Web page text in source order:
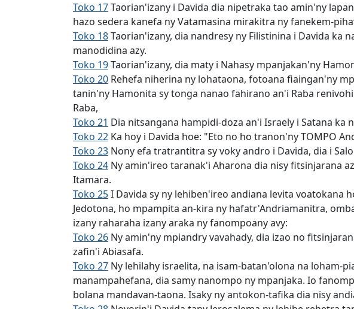
Toko 17Taorian'izany i Davida dia nipetraka tao amin'ny
hazo sedera kanefa ny Vatamasina mirakitra ny fanekem-
Toko 18Taorian'izany, dia nandresy ny Filistinina i Davida ka
manodidina azy.
Toko 19Taorian'izany, dia maty i Nahasy mpanjakan'ny
Toko 20 Rehefa niherina ny lohataona, fotoana fiaingan'ny
tanin'ny Hamonita sy tonga nanao fahirano an'i Raba
Raba,
Toko 21 Dia nitsangana hampidi-doza an'i Israely i Satana ka
Toko 22 Ka hoy i Davida hoe: "Eto no ho tranon'ny TOMPO
Toko 23 Nony efa tratrantitra sy voky andro i Davida, dia i
Toko 24 Ny amin'ireo taranak'i Aharona dia nisy fitsinjarana
Itamara.
Toko 25I Davida sy ny lehiben'ireo andiana levita voatokana
Jedotona, ho mpampita an-kira ny hafatr'Andriamanitra,
izany raharaha izany araka ny fanompoany avy:
Toko 26 Ny amin'ny mpiandry vavahady, dia izao no
zafin'i Abiasafa.
Toko 27 Ny lehilahy israelita, na isam-batan'olona na loham-
manampahefana, dia samy nanompo ny mpanjaka. Io
bolana mandavan-taona. Isaky ny antokon-tafika dia nisy